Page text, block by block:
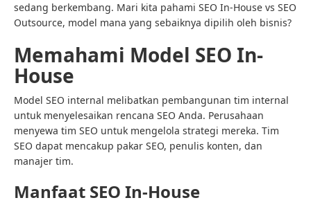
sedang berkembang. Mari kita pahami SEO In-House vs SEO
Outsource, model mana yang sebaiknya dipilih oleh bisnis?
Memahami Model SEO In-
House
Model SEO internal melibatkan pembangunan tim internal
untuk menyelesaikan rencana SEO Anda. Perusahaan
menyewa tim SEO untuk mengelola strategi mereka. Tim
SEO dapat mencakup pakar SEO, penulis konten, dan
manajer tim.
Manfaat SEO In-House